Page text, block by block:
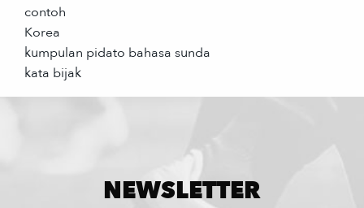
contoh
Korea
kumpulan pidato bahasa sunda
kata bijak
NEWSLETTER